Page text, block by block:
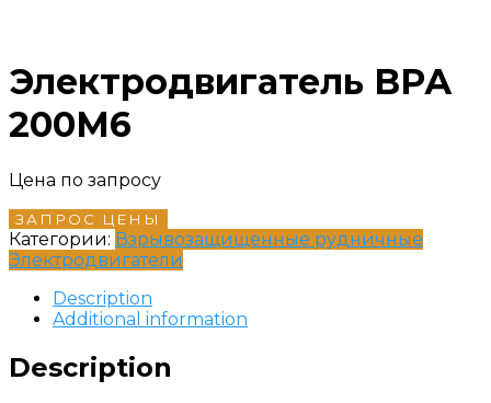
Электродвигатель ВРА
200М6
Цена по запросу
ЗАПРОС ЦЕНЫ
Категории: Взрывозащищенные рудничные
Электродвигатели
Description
Additional information
Description